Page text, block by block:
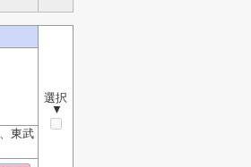
選択
▼
東武